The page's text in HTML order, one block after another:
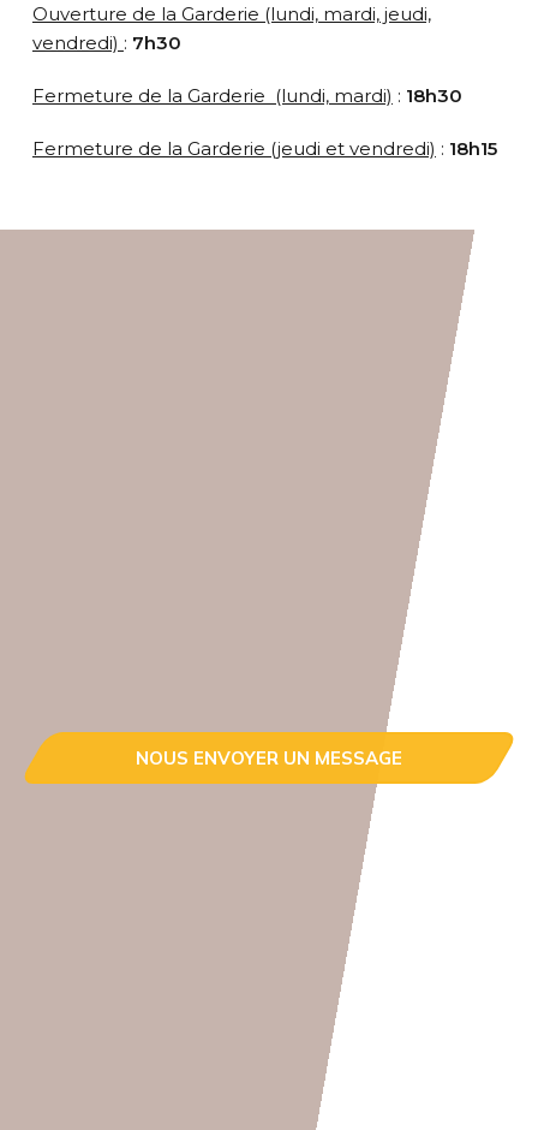
Ouverture de la Garderie (lundi, mardi, jeudi,
vendredi) : 7h30
Fermeture de la Garderie (lundi, mardi) : 18h30
Fermeture de la Garderie (jeudi et vendredi) : 18h15
NOUS ENVOYER UN MESSAGE